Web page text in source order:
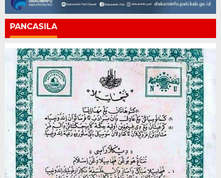
PANCASILA